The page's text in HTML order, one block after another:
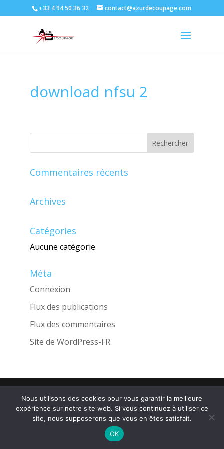
+33 4 94 50 36 32 contact@azurdecoupage.com
download nfsu 2
Commentaires récents
Archives
Catégories
Aucune catégorie
Méta
Connexion
Flux des publications
Flux des commentaires
Site de WordPress-FR
Nous utilisons des cookies pour vous garantir la meilleure
expérience sur notre site web. Si vous continuez à utiliser ce
site, nous supposerons que vous en êtes satisfait.
OK